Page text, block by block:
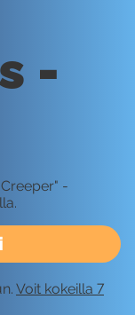
-
-
Voit kokeilla 7